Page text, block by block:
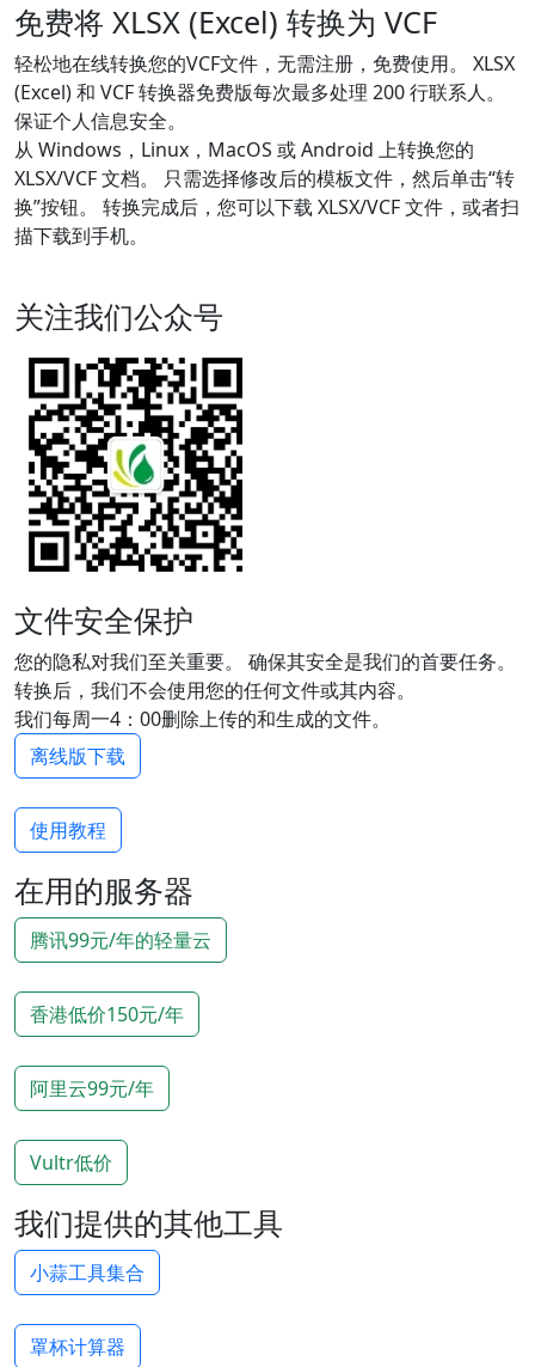
免费将 XLSX (Excel) 转换为 VCF
轻松地在线转换您的VCF文件，无需注册，免费使用。 XLSX
(Excel) 和 VCF 转换器免费版每次最多处理 200 行联系人。
保证个人信息安全。
从 Windows，Linux，MacOS 或 Android 上转换您的
XLSX/VCF 文档。 只需选择修改后的模板文件，然后单击“转
换”按钮。 转换完成后，您可以下载 XLSX/VCF 文件，或者扫
描下载到手机。
关注我们公众号
文件安全保护
您的隐私对我们至关重要。 确保其安全是我们的首要任务。
转换后，我们不会使用您的任何文件或其内容。
我们每周一4：00删除上传的和生成的文件。
离线版下载
使用教程
在用的服务器
腾讯99元/年的轻量云
香港低价150元/年
阿里云99元/年
Vultr低价
我们提供的其他工具
小蒜工具集合
罩杯计算器